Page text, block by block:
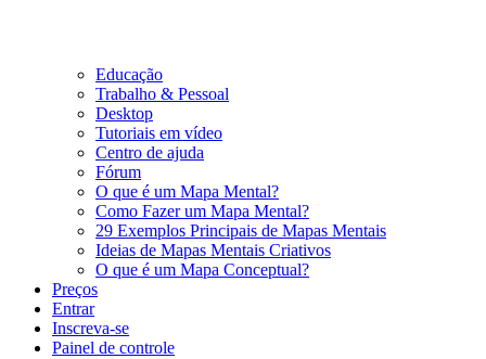
Educação
Trabalho & Pessoal
Desktop
Tutoriais em vídeo
Centro de ajuda
Fórum
O que é um Mapa Mental?
Como Fazer um Mapa Mental?
29 Exemplos Principais de Mapas Mentais
Ideias de Mapas Mentais Criativos
O que é um Mapa Conceptual?
Preços
Entrar
Inscreva-se
Painel de controle